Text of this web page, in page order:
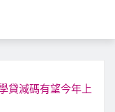
貸減碼有望今年上